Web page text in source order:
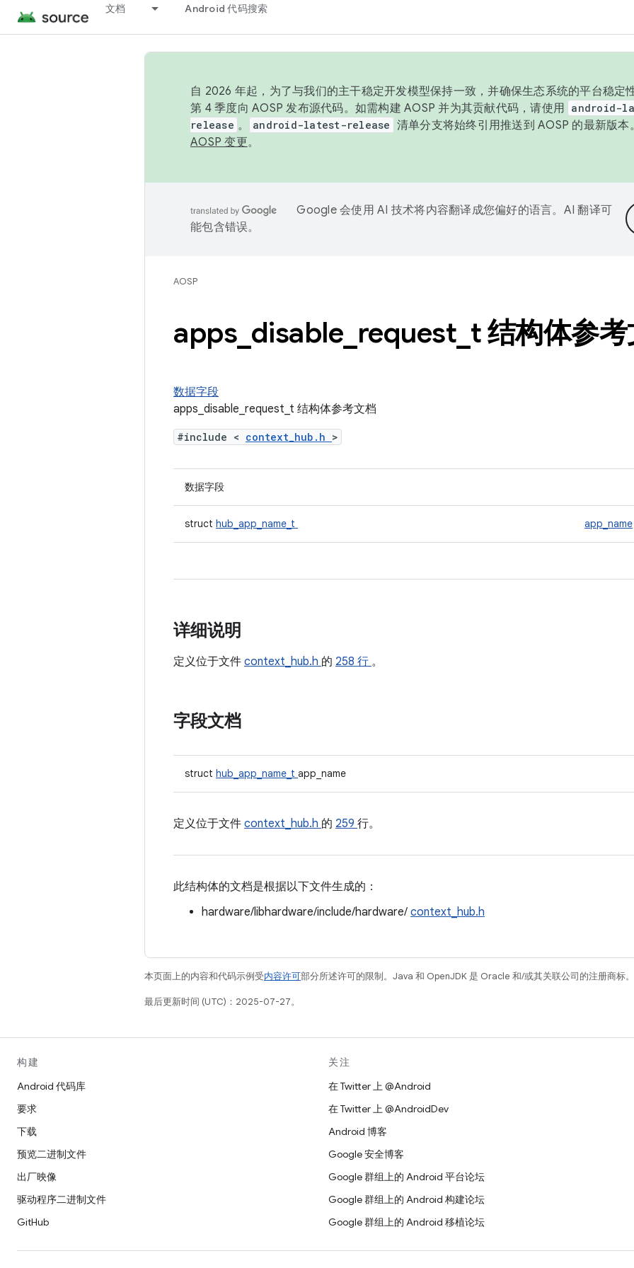
文档 Android 代码搜索
自 2026 年起，为了与我们的主干稳定开发模型保持一致，并确保生态系统的平台稳定
第 4 季度向 AOSP 发布源代码。如需构建 AOSP 并为其贡献代码，请使用 android-
release 。 android-latest-release 清单分支将始终引用推送到 AOSP 的最新版
AOSP 变更。
Google 会使用 AI 技术将内容翻译成您偏好的语言。AI 翻译可
能包含错误。
AOSP
apps disable request t 结构体参
数据字段
apps_disable_request_t 结构体参考文档
#include < context_hub.h >
数据字段
struct hub_app_name_t app_name
详细说明
定义位于文件 context_hub.h 的 258 行 。
字段文档
struct hub_app_name_t app_name
定义位于文件 context_hub.h 的 259 行。
此结构体的文档是根据以下文件生成的：
hardware/libhardware/include/hardware/ context_hub.h
本页面上的内容和代码示例受内容许可部分所述许可的限制。Java 和 OpenJDK 是 Oracle 和/或其关联公司的注册商标。
最后更新时间 (UTC)：2025-07-27。
构建
Android 代码库
要求
下载
预览二进制文件
出厂映像
驱动程序二进制文件
GitHub
关注
在 Twitter 上 @Android
在 Twitter 上 @AndroidDev
Android 博客
Google 安全博客
Google 群组上的 Android 平台论坛
Google 群组上的 Android 构建论坛
Google 群组上的 Android 移植论坛